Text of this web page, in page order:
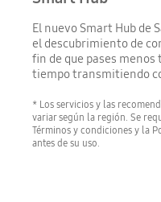
El nuevo Smart Hub de
el descubrimiento de
fin de que pases menos
tiempo transmitiendo
* Los servicios y las
variar según la región. Se
Términos y condiciones y la
antes de su uso.